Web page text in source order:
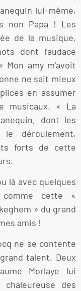
lui-même,
non Papa ! Les
de la musique,
dont l’audace
amy m’avoit
ne sait mieux
en assumer
musicaux. « La
dont les
déroulement,
forts de cette
là avec quelques
comme cette «
» du grand
amis !
ne se contente
talent. Deux
Morlaye lui
des